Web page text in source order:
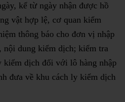
kể từ ngày nhận được hồ
vật hợp lệ, cơ quan kiểm
thông báo cho đơn vị nhập
nội dung kiểm dịch; kiểm tra
kiểm dịch đối với lô hàng nhập
đưa về khu cách ly kiểm dịch